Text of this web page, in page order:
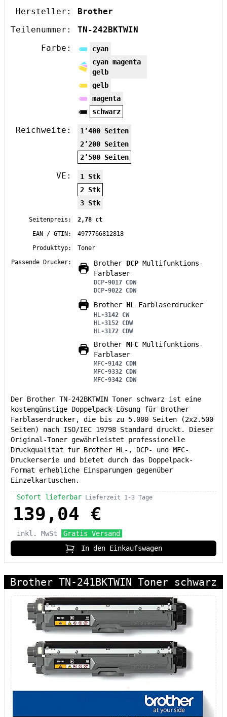
Hersteller:
Brother
Teilenummer:
TN-242BKTWIN
Farbe:
cyan
cyan magenta
gelb
gelb
magenta
schwarz
Reichweite:
1’400 Seiten
2’200 Seiten
2’500 Seiten
VE:
1 Stk
2 Stk
3 Stk
Seitenpreis:
2,78 ct
EAN / GTIN:
4977766812818
Produkttyp:
Toner
Passende Drucker:
Brother DCP Multifunktions-
Farblaser
DCP-9017 CDW
DCP-9022 CDW
Brother HL Farblaserdrucker
HL -3142 CW
HL -3152 CDW
HL -3172 CDW
Brother MFC Multifunktions-
Farblaser
MFC-9142 CDN
MFC-9332 CDW
MFC-9342 CDW
Der Brother TN-242BKTWIN Toner schwarz ist eine
kostengünstige Doppelpack-Lösung für Brother
Farblaserdrucker, die bis zu 5.000 Seiten (2x2.500
Seiten) nach ISO/IEC 19798 Standard druckt. Dieser
Original-Toner gewährleistet professionelle
Druckqualität für Brother HL-, DCP- und MFC-
Druckerserie und bietet durch das Doppelpack-
Format erhebliche Einsparungen gegenüber
Einzelkartuschen.
Sofort lieferbar Lieferzeit 1-3 Tage
139,04 €
inkl. MwSt
Gratis Versand
In den Einkaufswagen
Brother TN-241BKTWIN Toner schwarz